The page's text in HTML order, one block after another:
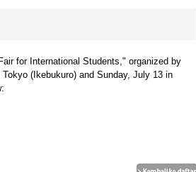
for International Students," organized by
(Ikebukuro) and Sunday, July 13 in